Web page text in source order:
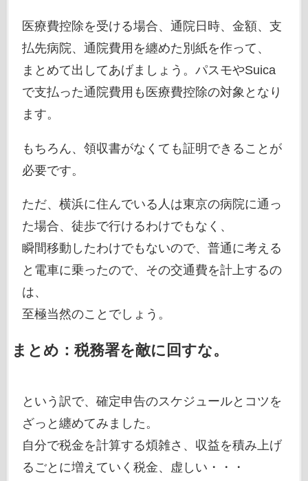
医療費控除を受ける場合、通院日時、金額、支
払先病院、通院費用を纏めた別紙を作って、
まとめて出してあげましょう。パスモやSuica
で支払った通院費用も医療費控除の対象となり
ます。
もちろん、領収書がなくても証明できることが
必要です。
ただ、横浜に住んでいる人は東京の病院に通っ
た場合、徒歩で行けるわけでもなく、
瞬間移動したわけでもないので、普通に考える
と電車に乗ったので、その交通費を計上するの
は、
至極当然のことでしょう。
まとめ：税務署を敵に回すな。
という訳で、確定申告のスケジュールとコツを
ざっと纏めてみました。
自分で税金を計算する煩雑さ、収益を積み上げ
るごとに増えていく税金、虚しい・・・